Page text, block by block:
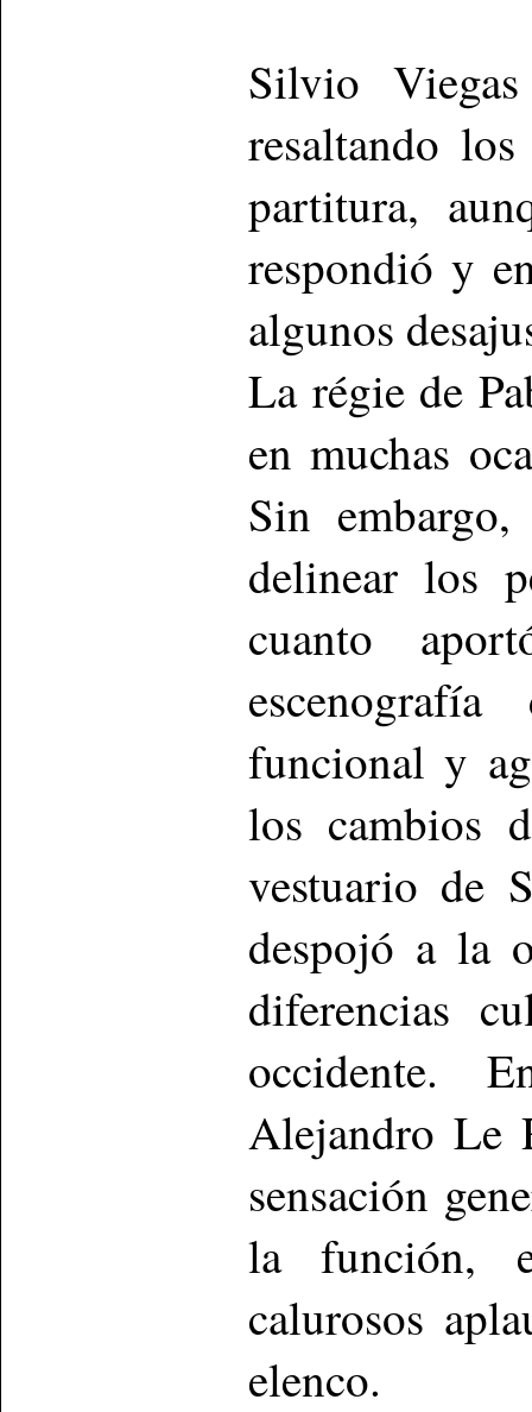
Silvio
resaltando
partitura,
respondió y
algunos
La régie de
en muchas
Sin
delinear los
cuanto
funcional y
los cambios
vestuario de
despojó a la
diferencias
occidente.
Alejandro Le
sensación
la función,
calurosos
elenco.